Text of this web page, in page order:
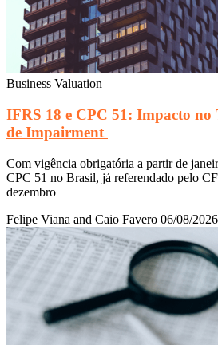
Business Valuation
IFRS 18 e CPC 51: Impacto no
de Impairment
Com vigência obrigatória a partir de
CPC 51 no Brasil, já referendado pelo
dezembro
Felipe Viana and Caio Favero 06/08/2026